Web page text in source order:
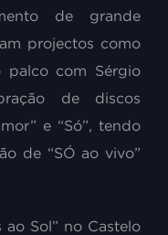
de grande
projectos como
palco com Sérgio
de discos
e “Só”, tendo
de “SÓ ao vivo”
Sol” no Castelo